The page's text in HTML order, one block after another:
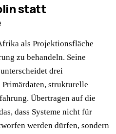
statt
als Projektionsfläche
zu behandeln. Seine
drei
strukturelle
Übertragen auf die
dass Systeme nicht für
werden dürfen, sondern